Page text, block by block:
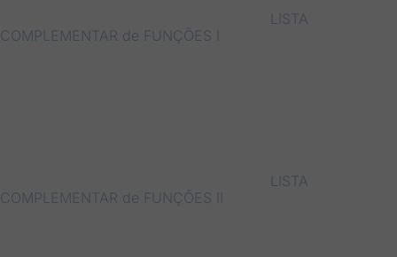
LISTA
COMPLEMENTAR de FUNÇÕES I
LISTA
COMPLEMENTAR de FUNÇÕES II